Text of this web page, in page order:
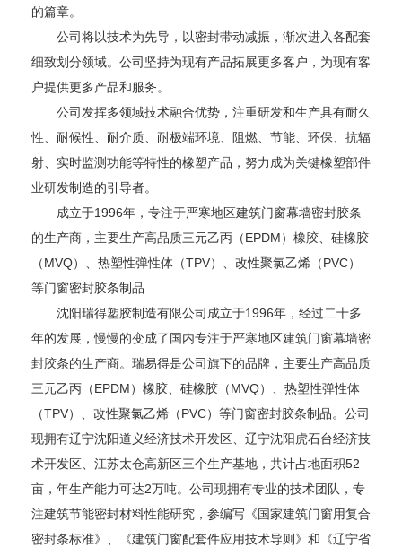
的篇章。
公司将以技术为先导，以密封带动减振，渐次进入各配套
细致划分领域。公司坚持为现有产品拓展更多客户，为现有客
户提供更多产品和服务。
公司发挥多领域技术融合优势，注重研发和生产具有耐久
性、耐候性、耐介质、耐极端环境、阻燃、节能、环保、抗辐
射、实时监测功能等特性的橡塑产品，努力成为关键橡塑部件
业研发制造的引导者。
成立于1996年，专注于严寒地区建筑门窗幕墙密封胶条
的生产商，主要生产高品质三元乙丙（EPDM）橡胶、硅橡胶
（MVQ）、热塑性弹性体（TPV）、改性聚氯乙烯（PVC）
等门窗密封胶条制品
沈阳瑞得塑胶制造有限公司成立于1996年，经过二十多
年的发展，慢慢的变成了国内专注于严寒地区建筑门窗幕墙密
封胶条的生产商。瑞易得是公司旗下的品牌，主要生产高品质
三元乙丙（EPDM）橡胶、硅橡胶（MVQ）、热塑性弹性体
（TPV）、改性聚氯乙烯（PVC）等门窗密封胶条制品。公司
现拥有辽宁沈阳道义经济技术开发区、辽宁沈阳虎石台经济技
术开发区、江苏太仓高新区三个生产基地，共计占地面积52
亩，年生产能力可达2万吨。公司现拥有专业的技术团队，专
注建筑节能密封材料性能研究，参编写《国家建筑门窗用复合
密封条标准》、《建筑门窗配套件应用技术导则》和《辽宁省